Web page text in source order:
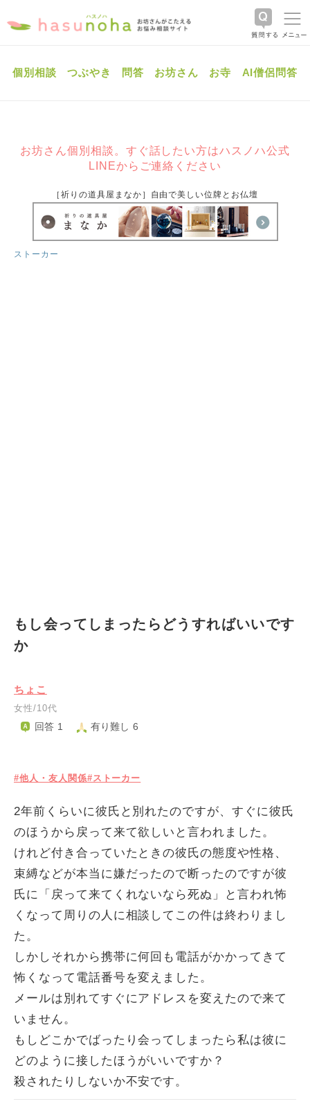
個別相談 つぶやき 問答 お坊さん お寺 AI僧侶問答
お坊さん個別相談。すぐ話したい方はハスノハ公式
LINEからご連絡ください
［祈りの道具屋まなか］自由で美しい位牌とお仏壇
ストーカー
もし会ってしまったらどうすればいいです
か
ちょこ
女性/10代
回答 1 有り難し 6
#他人・友人関係#ストーカー
2年前くらいに彼氏と別れたのですが、すぐに彼氏
のほうから戻って来て欲しいと言われました。
けれど付き合っていたときの彼氏の態度や性格、
束縛などが本当に嫌だったので断ったのですが彼
氏に「戻って来てくれないなら死ぬ」と言われ怖
くなって周りの人に相談してこの件は終わりまし
た。
しかしそれから携帯に何回も電話がかかってきて
怖くなって電話番号を変えました。
メールは別れてすぐにアドレスを変えたので来て
いません。
もしどこかでばったり会ってしまったら私は彼に
どのように接したほうがいいですか？
殺されたりしないか不安です。